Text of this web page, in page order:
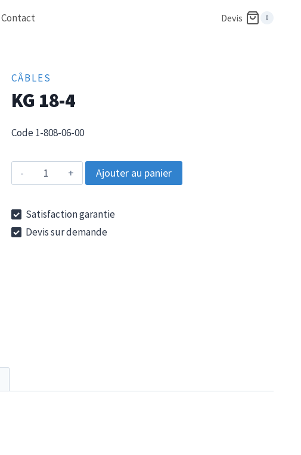
Contact Devis 0
CÂBLES
KG 18-4
Code 1-808-06-00
quantité
de
18-
4
Ajouter au panier
Satisfaction garantie
Devis sur demande